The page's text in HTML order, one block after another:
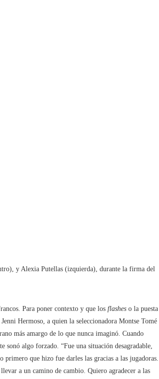
y Alexia Putellas (izquierda), durante la firma del
Para poner contexto y que los flashes o la puesta
Hermoso, a quien la seleccionadora Montse Tomé
más amargo de lo que nunca imaginó. Cuando
sonó algo forzado. “Fue una situación desagradable,
primero que hizo fue darles las gracias a las jugadoras.
a un camino de cambio. Quiero agradecer a las